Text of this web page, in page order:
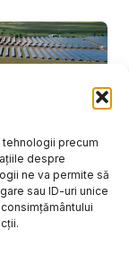
precum
despre
ne va permite să
sau ID-uri unice